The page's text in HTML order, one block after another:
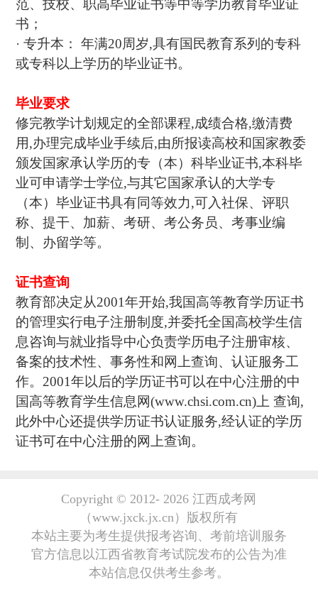
范、技校、职高毕业证书等中等学历教育毕业证
书；
· 专升本： 年满20周岁,具有国民教育系列的专科
或专科以上学历的毕业证书。
毕业要求
修完教学计划规定的全部课程,成绩合格,缴清费
用,办理完成毕业手续后,由所报读高校和国家教委
颁发国家承认学历的专（本）科毕业证书,本科毕
业可申请学士学位,与其它国家承认的大学专
（本）毕业证书具有同等效力,可入社保、评职
称、提干、加薪、考研、考公务员、考事业编
制、办留学等。
证书查询
教育部决定从2001年开始,我国高等教育学历证书
的管理实行电子注册制度,并委托全国高校学生信
息咨询与就业指导中心负责学历电子注册审核、
备案的技术性、事务性和网上查询、认证服务工
作。2001年以后的学历证书可以在中心注册的中
国高等教育学生信息网(www.chsi.com.cn)上 查询,
此外中心还提供学历证书认证服务,经认证的学历
证书可在中心注册的网上查询。
Copyright © 2012- 2026 江西成考网
（www.jxck.jx.cn）版权所有
本站主要为考生提供报考咨询、考前培训服务
官方信息以江西省教育考试院发布的公告为准
本站信息仅供考生参考。